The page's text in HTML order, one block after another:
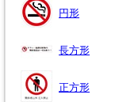
円形
長方形
正方形